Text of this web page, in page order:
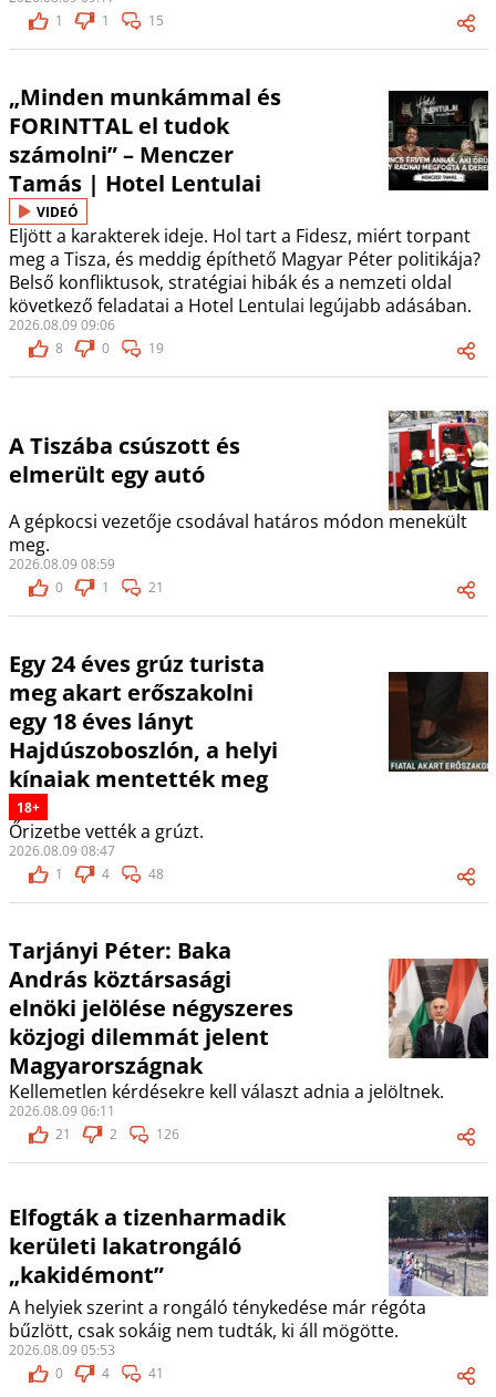
1
1 15
„Minden munkámmal és
FORINTTAL el tudok
számolni” – Menczer
Tamás | Hotel Lentulai
VIDEÓ
Eljött a karakterek ideje. Hol tart a Fidesz, miért torpant
meg a Tisza, és meddig építhető Magyar Péter politikája?
Belső konfliktusok, stratégiai hibák és a nemzeti oldal
következő feladatai a Hotel Lentulai legújabb adásában.
2026.08.09 09:06
8
0 19
A Tiszába csúszott és
elmerült egy autó
A gépkocsi vezetője csodával határos módon menekült
meg.
2026.08.09 08:59
0
1 21
Egy 24 éves grúz turista
meg akart erőszakolni
egy 18 éves lányt
Hajdúszoboszlón, a helyi
kínaiak mentették meg
18+
Őrizetbe vették a grúzt.
2026.08.09 08:47
1
4 48
Tarjányi Péter: Baka
András köztársasági
elnöki jelölése négyszeres
közjogi dilemmát jelent
Magyarországnak
Kellemetlen kérdésekre kell választ adnia a jelöltnek.
2026.08.09 06:11
21
2 126
Elfogták a tizenharmadik
kerületi lakatrongáló
„kakidémont”
A helyiek szerint a rongáló ténykedése már régóta
bűzlött, csak sokáig nem tudták, ki áll mögötte.
2026.08.09 05:53
0
4 41